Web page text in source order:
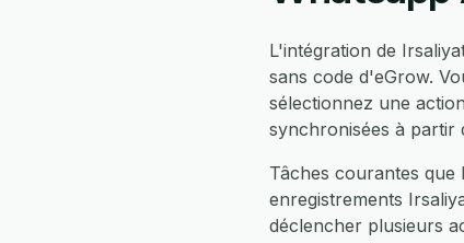
L'intégration de
sans code d'eGrow.
sélectionnez une
synchronisées à partir
Tâches courantes
enregistrements
déclencher plusieurs